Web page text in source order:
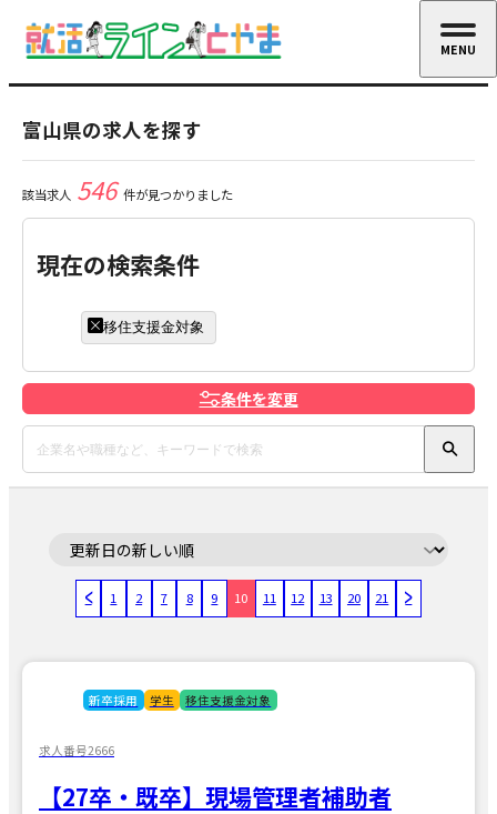
富山県の求人を探す
該当求人 546 件が見つかりました
現在の検索条件
移住支援金対象
条件を変更
1 2 7 8 9 10 11 12 13 20 21
新卒採用 学生 移住支援金対象
求人番号2666
【27卒・既卒】現場管理者補助者
MENU